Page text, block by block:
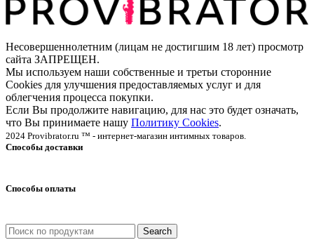
Несовершеннолетним (лицам не достигшим 18 лет) просмотр
сайта ЗАПРЕЩЕН.
Мы используем наши собственные и третьи сторонние
Cookies для улучшения предоставляемых услуг и для
облегчения процесса покупки.
Если Вы продолжите навигацию, для нас это будет означать,
что Вы принимаете нашу Политику Cookies.
2024 Provibrator.ru ™ - интернет-магазин интимных товаров.
Способы доставки
Способы оплаты
Search